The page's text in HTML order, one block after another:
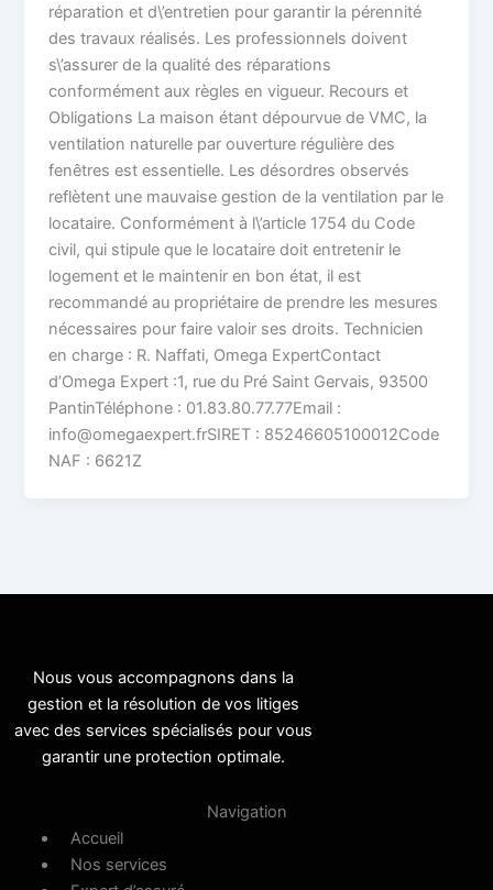
réparation et d\’entretien pour garantir la pérennité
des travaux réalisés. Les professionnels doivent
s\’assurer de la qualité des réparations
conformément aux règles en vigueur. Recours et
Obligations La maison étant dépourvue de VMC, la
ventilation naturelle par ouverture régulière des
fenêtres est essentielle. Les désordres observés
reflètent une mauvaise gestion de la ventilation par le
locataire. Conformément à l\’article 1754 du Code
civil, qui stipule que le locataire doit entretenir le
logement et le maintenir en bon état, il est
recommandé au propriétaire de prendre les mesures
nécessaires pour faire valoir ses droits. Technicien
en charge : R. Naffati, Omega ExpertContact
d’Omega Expert :1, rue du Pré Saint Gervais, 93500
PantinTéléphone : 01.83.80.77.77Email :
info@omegaexpert.frSIRET : 85246605100012Code
NAF : 6621Z
Nous vous accompagnons dans la
gestion et la résolution de vos litiges
avec des services spécialisés pour vous
garantir une protection optimale.
Navigation
Accueil
Nos services